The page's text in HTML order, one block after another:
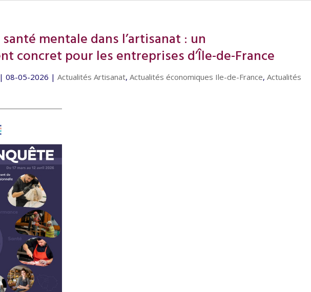
mentale dans l’artisanat : un
concret pour les entreprises d’Île-de-France
|08-05-2026 |Actualités Artisanat,Actualités économiques Ile-de-France,Actualités